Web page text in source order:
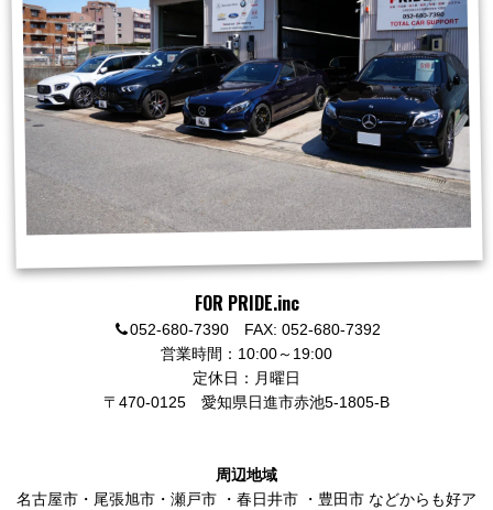
FOR PRIDE.inc
052-680-7390 FAX: 052-680-7392
営業時間：10:00～19:00
定休日：月曜日
〒470-0125 愛知県日進市赤池5-1805-B
周辺地域
名古屋市 ・ 尾張旭市 ・ 瀬戸市 ・ 春日井市 ・ 豊田市 などからも好ア